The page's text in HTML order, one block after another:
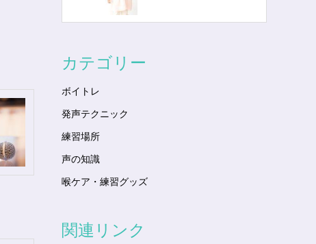
カテゴリー
ボイトレ
発声テクニック
練習場所
声の知識
喉ケア・練習グッズ
関連リンク